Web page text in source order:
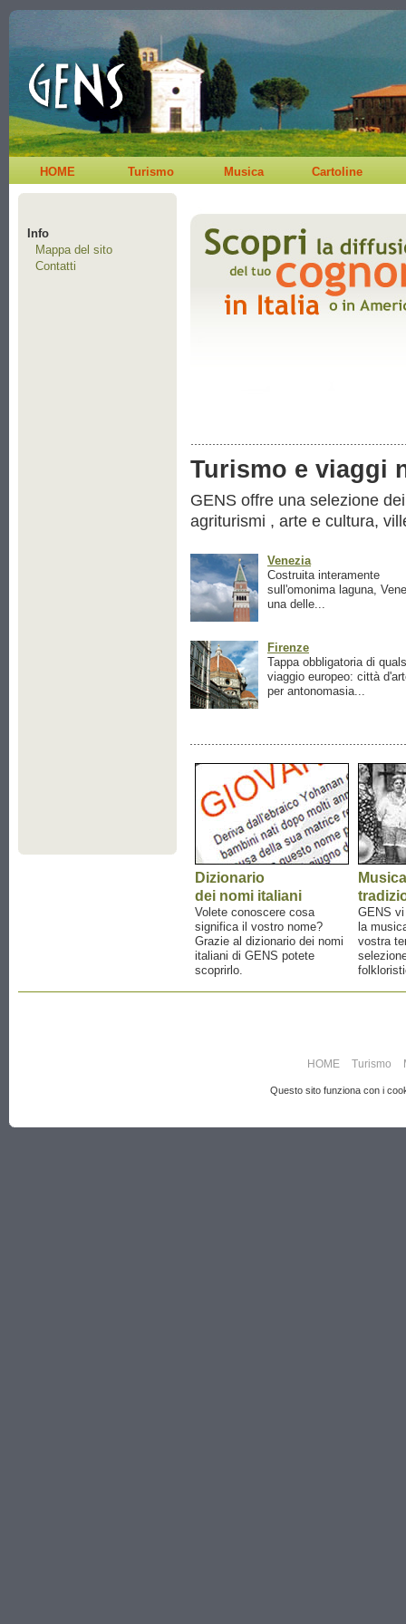
HOME Turismo Musica Cartoline
Info
Mappa del sito
Contatti
Turismo e viaggi
GENS offre una selezione
agriturismi , arte e cultura,
Venezia
Costruita interamente
sull'omonima laguna,
una delle...
Firenze
Tappa obbligatoria di
viaggio europeo: città
per antonomasia...
Dizionario
dei nomi italiani
Volete conoscere cosa
significa il vostro nome?
Grazie al dizionario dei nomi
italiani di GENS potete
scoprirlo.
Musica
GENS
la
vostra
HOME Turismo
Questo sito funziona con i